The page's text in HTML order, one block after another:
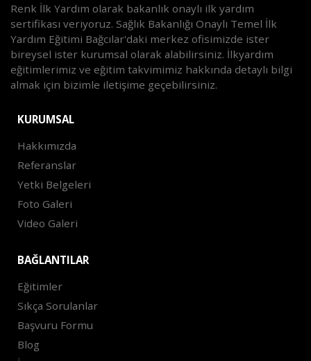
Renk İlk Yardım olarak bakanlık onaylı ilk yardım
sertifikası veriyoruz. Sağlık Bakanlığı Onaylı Temel İlk
Yardım Eğitimi Bağcılar'daki merkez ofisimizde ister
bireysel ister kurumsal olarak alabilirsiniz. İlkyardım
eğitimlerimiz ve eğitim takvimimiz hakkında detaylı bilgi
almak için bizimle iletişime geçebilirsiniz.
KURUMSAL
Hakkımızda
Referanslar
Yetki Belgeleri
Foto Galeri
Video Galeri
BAĞLANTILAR
Eğitimler
Sıkça Sorulanlar
Başvuru Formu
Blog